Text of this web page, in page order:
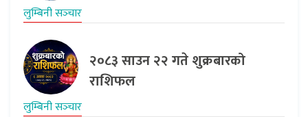
लुम्बिनी सञ्‍चार
२०८३ साउन २२ गते शुक्रबारको
राशिफल
लुम्बिनी सञ्‍चार